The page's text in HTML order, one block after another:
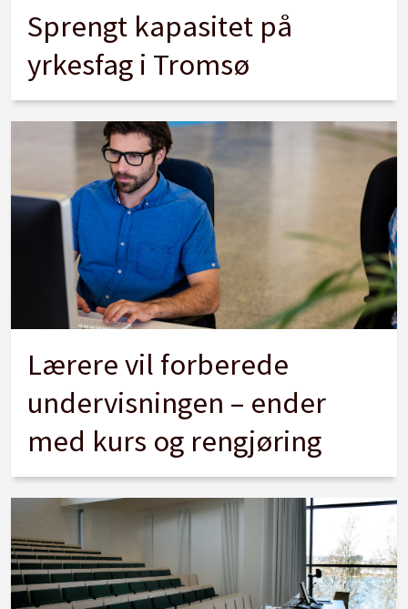
Sprengt kapasitet på
yrkesfag i Tromsø
Lærere vil forberede
undervisningen – ender
med kurs og rengjøring